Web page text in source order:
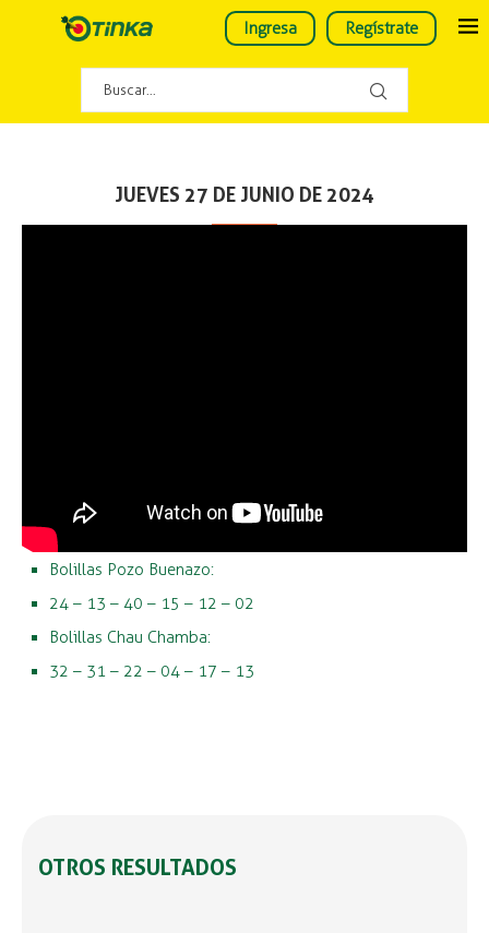
Ingresa Regístrate
JUEVES 27 DE JUNIO DE 2024
Bolillas Pozo Buenazo:
24 – 13 – 40 – 15 – 12 – 02
Bolillas Chau Chamba:
32 – 31 – 22 – 04 – 17 – 13
OTROS RESULTADOS